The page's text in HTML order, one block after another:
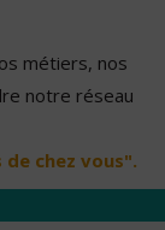
métiers, nos
notre réseau
chez vous".